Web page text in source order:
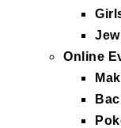
Online